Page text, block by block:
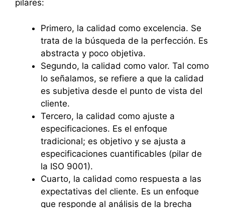
pilares:
Primero, la calidad como excelencia. Se
trata de la búsqueda de la perfección. Es
abstracta y poco objetiva.
Segundo, la calidad como valor. Tal como
lo señalamos, se refiere a que la calidad
es subjetiva desde el punto de vista del
cliente.
Tercero, la calidad como ajuste a
especificaciones. Es el enfoque
tradicional; es objetivo y se ajusta a
especificaciones cuantificables (pilar de
la ISO 9001).
Cuarto, la calidad como respuesta a las
expectativas del cliente. Es un enfoque
que responde al análisis de la brecha